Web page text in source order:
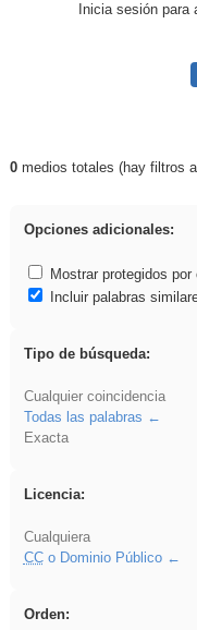
Inicia sesión
Resultados de:
0medios totales (hay filtros
Opciones adicionales:
Mostrar protegidos por
Incluir palabras
Tipo de búsqueda:
Cualquier coincidencia
Todas las palabras
Exacta
Licencia:
Cualquiera
CCo Dominio Público
Orden: